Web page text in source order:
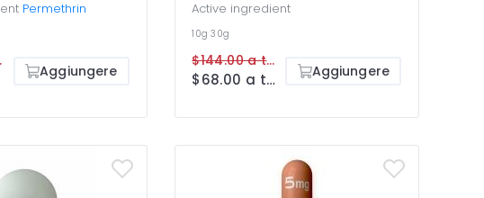
Permethrin
Aggiungere
Active ingredient
10g30g
$144.00 a tube
$68.00 a tube Aggiungere